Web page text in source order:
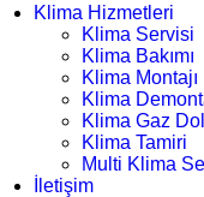
Klima Hizmetleri
Klima Servisi
Klima Bakımı
Klima Montajı
Klima
Klima Gaz
Klima Tamiri
Multi Klima
İletişim